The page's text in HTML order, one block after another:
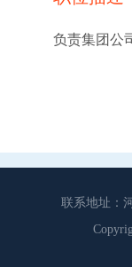
负责集团公
联系地址：